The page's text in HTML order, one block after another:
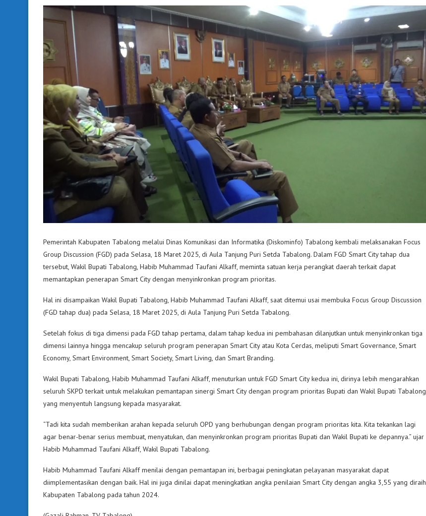
Pemerintah Kabupaten Tabalong melalui Dinas Komunikasi dan Informatika (Diskominfo) Tabalong kembali melaksanakan Focus
Group Discussion (FGD) pada Selasa, 18 Maret 2025, di Aula Tanjung Puri Setda Tabalong. Dalam FGD Smart City tahap dua
tersebut, Wakil Bupati Tabalong, Habib Muhammad Taufani Alkaff, meminta satuan kerja perangkat daerah terkait dapat
memantapkan penerapan Smart City dengan menyinkronkan program prioritas.
Hal ini disampaikan Wakil Bupati Tabalong, Habib Muhammad Taufani Alkaff, saat ditemui usai membuka Focus Group Discussion
(FGD tahap dua) pada Selasa, 18 Maret 2025, di Aula Tanjung Puri Setda Tabalong.
Setelah fokus di tiga dimensi pada FGD tahap pertama, dalam tahap kedua ini pembahasan dilanjutkan untuk menyinkronkan tiga
dimensi lainnya hingga mencakup seluruh program penerapan Smart City atau Kota Cerdas, meliputi Smart Governance, Smart
Economy, Smart Environment, Smart Society, Smart Living, dan Smart Branding.
Wakil Bupati Tabalong, Habib Muhammad Taufani Alkaff, menuturkan untuk FGD Smart City kedua ini, dirinya lebih mengarahkan
seluruh SKPD terkait untuk melakukan pemantapan sinergi Smart City dengan program prioritas Bupati dan Wakil Bupati Tabalong
yang menyentuh langsung kepada masyarakat.
“Tadi kita sudah memberikan arahan kepada seluruh OPD yang berhubungan dengan program prioritas kita. Kita tekankan lagi
agar benar-benar serius membuat, menyatukan, dan menyinkronkan program prioritas Bupati dan Wakil Bupati ke depannya.” ujar
Habib Muhammad Taufani Alkaff, Wakil Bupati Tabalong.
Habib Muhammad Taufani Alkaff menilai dengan pemantapan ini, berbagai peningkatan pelayanan masyarakat dapat
diimplementasikan dengan baik. Hal ini juga dinilai dapat meningkatkan angka penilaian Smart City dengan angka 3,55 yang diraih
Kabupaten Tabalong pada tahun 2024.